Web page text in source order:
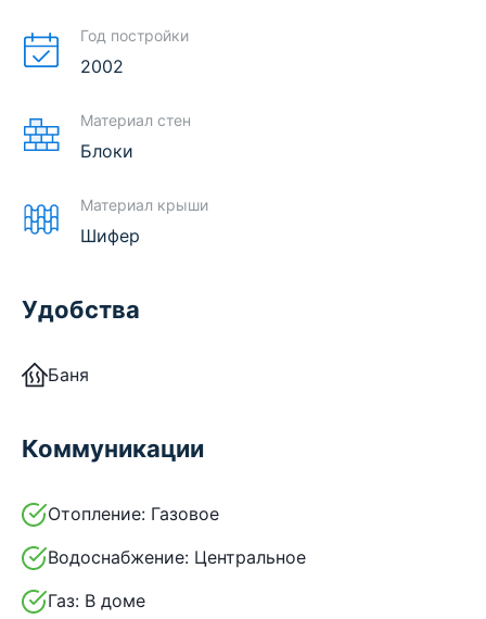
Год постройки
2002
Материал стен
Блоки
Материал крыши
Шифер
Удобства
Баня
Коммуникации
Отопление: Газовое
Водоснабжение: Центральное
Газ: В доме